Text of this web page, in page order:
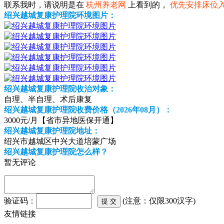
联系我时，请说明是在 杭州养老网 上看到的， 优先安排床位
绍兴越城复康护理院环境图片：
绍兴越城复康护理院收治对象：
自理、半自理、术后康复
绍兴越城复康护理院收费价格（2026年08月）：
3000元/月【省市异地医保开通】
绍兴越城复康护理院地址：
绍兴市越城区中兴大道培蒙广场
绍兴越城复康护理院怎么样？
暂无评论
验证码：
(注意：仅限300汉字)
友情链接